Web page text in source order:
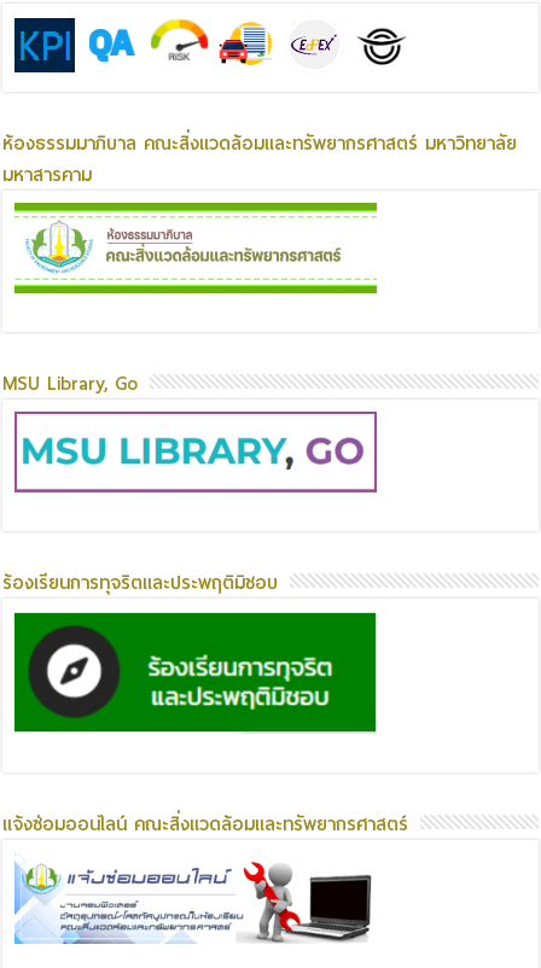
ห้องธรรมมาภิบาล คณะสิ่งแวดล้อมและทรัพยากรศาสตร์ มหาวิทยาลัย
มหาสารคาม
MSU Library, Go
ร้องเรียนการทุจริตและประพฤติมิชอบ
แจ้งซ่อมออนไลน์ คณะสิ่งแวดล้อมและทรัพยากรศาสตร์